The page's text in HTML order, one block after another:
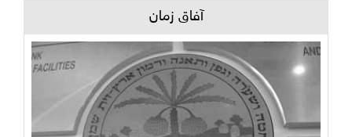
آفاق زمان